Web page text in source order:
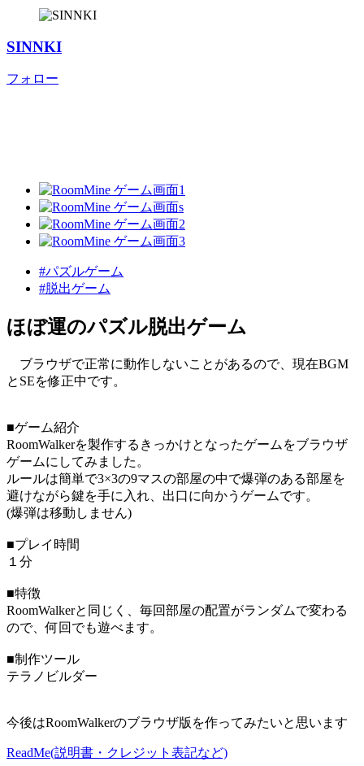
SINNKI
フォロー
#パズルゲーム
#脱出ゲーム
ほぼ運のパズル脱出ゲーム
ブラウザで正常に動作しないことがあるので、現在BGM
とSEを修正中です。
■ゲーム紹介
RoomWalkerを製作するきっかけとなったゲームをブラウザ
ゲームにしてみました。
ルールは簡単で3×3の9マスの部屋の中で爆弾のある部屋を
避けながら鍵を手に入れ、出口に向かうゲームです。
(爆弾は移動しません)
■プレイ時間
１分
■特徴
RoomWalkerと同じく、毎回部屋の配置がランダムで変わる
ので、何回でも遊べます。
■制作ツール
テラノビルダー
今後はRoomWalkerのブラウザ版を作ってみたいと思います
ReadMe(説明書・クレジット表記など)